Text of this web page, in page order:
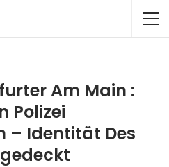
Am Main :
Polizei
– Identität Des